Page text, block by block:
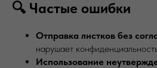
🔍 Частые ошибки
Отправка листков без
нарушает
Использование